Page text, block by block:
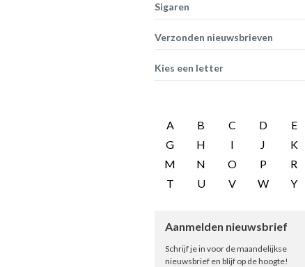
Sigaren
Verzonden nieuwsbrieven
Kies een letter
A B C D E
G
H I J K
M
N O P R
T
U V W Y
Aanmelden nieuwsbrief
Schrijf je in voor de maandelijkse
nieuwsbrief en blijf op de hoogte!